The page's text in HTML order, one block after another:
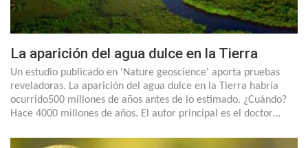
La aparición del agua dulce en la Tierra
Un estudio publicado en 'Nature geoscience' aporta pruebas
reveladoras. La aparición del agua dulce en la Tierra habría
ocurrido500 millones de años antes de lo estimado. ¿Cuándo?
Hace 4000 millones de años. El autor principal es el doctor…